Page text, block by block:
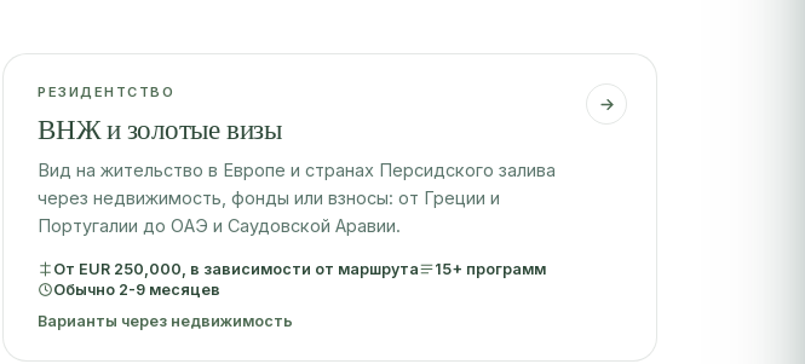
РЕЗИДЕНТСТВО
ВНЖ и золотые визы
Вид на жительство в Европе и странах Персидского залива
через недвижимость, фонды или взносы: от Греции и
Португалии до ОАЭ и Саудовской Аравии.
От EUR 250,000, в зависимости от маршрута
15+ программ
Обычно 2-9 месяцев
Варианты через недвижимость